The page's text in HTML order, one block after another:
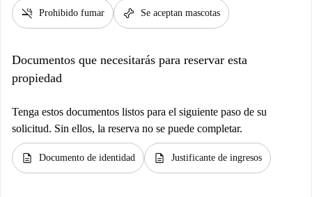
smoke_free Prohibido fumar pet_supplies Se aceptan mascotas
Documentos que necesitarás para reservar esta
propiedad
Tenga estos documentos listos para el siguiente paso de su
solicitud. Sin ellos, la reserva no se puede completar.
description Documento de identidad description Justificante de ingresos